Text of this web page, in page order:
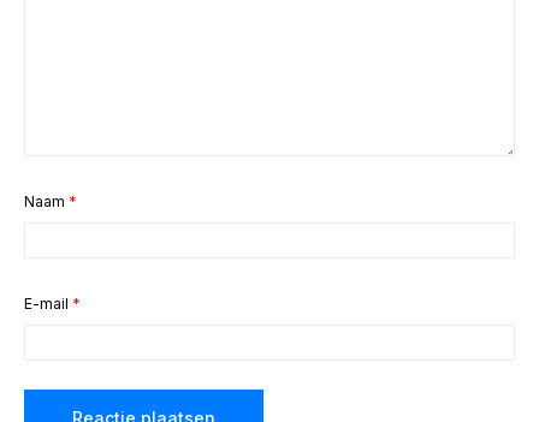
Naam *
E-mail *